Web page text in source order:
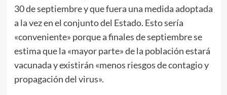
30 de septiembre y que fuera una medida adoptada
a la vez en el conjunto del Estado. Esto sería
«conveniente» porque a finales de septiembre se
estima que la «mayor parte» de la población estará
vacunada y existirán «menos riesgos de contagio y
propagación del virus».